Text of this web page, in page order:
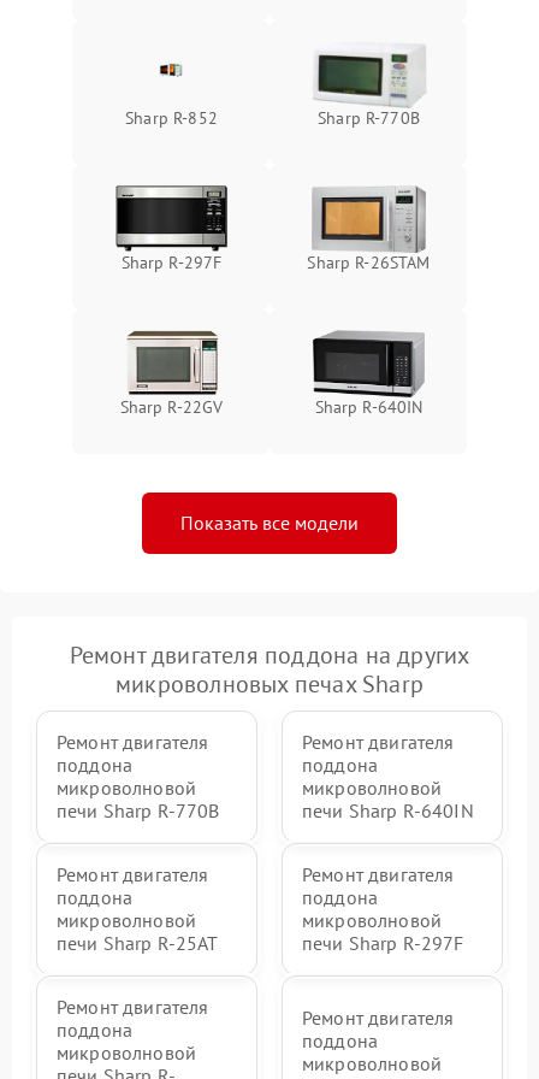
Sharp R-852 Sharp R-770B
Sharp R-297F Sharp R-26STAM
Sharp R-22GV Sharp R-640IN
Показать все модели
Ремонт двигателя поддона на других
микроволновых печах Sharp
Ремонт двигателя
поддона
микроволновой
печи Sharp R-770B
Ремонт двигателя
поддона
микроволновой
печи Sharp R-640IN
Ремонт двигателя
поддона
микроволновой
печи Sharp R-25AT
Ремонт двигателя
поддона
микроволновой
печи Sharp R-297F
Ремонт двигателя
поддона
микроволновой
Ремонт двигателя
поддона
микроволновой